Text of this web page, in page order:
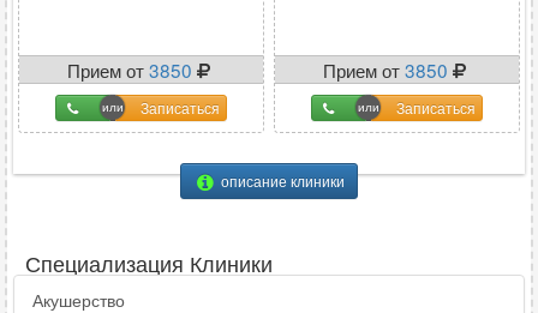
Прием от3850
Записаться
Прием от3850
Записаться
описание клиники
Специализация Клиники
Акушерство